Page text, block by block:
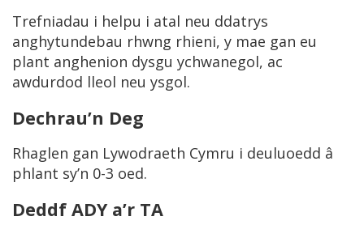
Trefniadau i helpu i atal neu ddatrys
anghytundebau rhwng rhieni, y mae gan eu
plant anghenion dysgu ychwanegol, ac
awdurdod lleol neu ysgol.
Dechrau’n Deg
Rhaglen gan Lywodraeth Cymru i deuluoedd â
phlant sy’n 0-3 oed.
Deddf ADY a’r TA